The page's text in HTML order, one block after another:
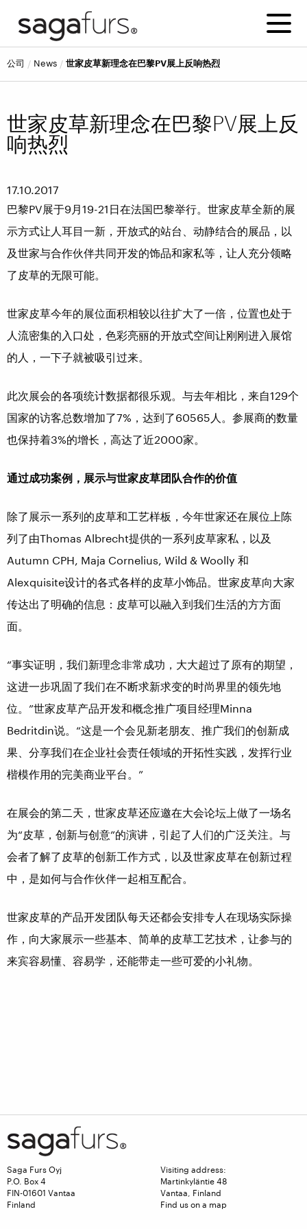
公司 news 世家皮草新理念在巴黎PV展上反响热烈
世家皮草新理念在巴黎PV展上反
响热烈
17.10.2017
巴黎PV展于9月19-21日在法国巴黎举行。世家皮草全新的展
示方式让人耳目一新，开放式的站台、动静结合的展品，以
及世家与合作伙伴共同开发的饰品和家私等，让人充分领略
了皮草的无限可能。
世家皮草今年的展位面积相较以往扩大了一倍，位置也处于
人流密集的入口处，色彩亮丽的开放式空间让刚刚进入展馆
的人，一下子就被吸引过来。
此次展会的各项统计数据都很乐观。与去年相比，来自129个
国家的访客总数增加了7%，达到了60565人。参展商的数量
也保持着3%的增长，高达了近2000家。
通过成功案例，展示与世家皮草团队合作的价值
除了展示一系列的皮草和工艺样板，今年世家还在展位上陈
列了由Thomas Albrecht提供的一系列皮草家私，以及
Autumn CPH, Maja Cornelius, Wild & Woolly 和
Alexquisite设计的各式各样的皮草小饰品。世家皮草向大家
传达出了明确的信息：皮草可以融入到我们生活的方方面
面。
“事实证明，我们新理念非常成功，大大超过了原有的期望，
这进一步巩固了我们在不断求新求变的时尚界里的领先地
位。”世家皮草产品开发和概念推广项目经理Minna
Bedritdin说。“这是一个会见新老朋友、推广我们的创新成
果、分享我们在企业社会责任领域的开拓性实践，发挥行业
楷模作用的完美商业平台。”
在展会的第二天，世家皮草还应邀在大会论坛上做了一场名
为“皮草，创新与创意”的演讲，引起了人们的广泛关注。与
会者了解了皮草的创新工作方式，以及世家皮草在创新过程
中，是如何与合作伙伴一起相互配合。
世家皮草的产品开发团队每天还都会安排专人在现场实际操
作，向大家展示一些基本、简单的皮草工艺技术，让参与的
来宾容易懂、容易学，还能带走一些可爱的小礼物。
Saga Furs Oyj
P.O. Box 4
FIN-01601 Vantaa
Finland
Visiting address:
Martinkyläntie 48
Vantaa, Finland
Find us on a map